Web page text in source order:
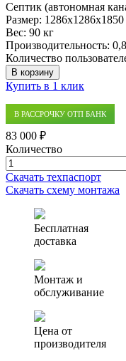
Септик (автономная
Размер:
Вес: 90 кг
Производительность:
Количество
В корзину
Купить в 1 клик
В РАССРОЧКУ ОТП БАНК
83 000 ₽
Количество
Количество
товара
Септик
канализация)
Финтек
Скачать техпаспорт
Скачать схему монтажа
Бесплатная
доставка
Монтаж и
обслуживание
Цена от
производителя